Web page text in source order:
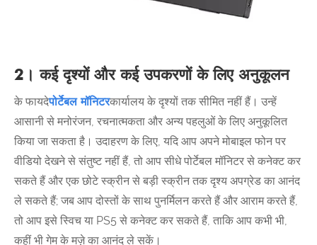
2। कई दृश्यों और कई उपकरणों के लिए अनुकूलन
के फायदेपोर्टेबल मॉनिटरकार्यालय के दृश्यों तक सीमित नहीं हैं। उन्हें
आसानी से मनोरंजन, रचनात्मकता और अन्य पहलुओं के लिए अनुकूलित
किया जा सकता है। उदाहरण के लिए, यदि आप अपने मोबाइल फोन पर
वीडियो देखने से संतुष्ट नहीं हैं, तो आप सीधे पोर्टेबल मॉनिटर से कनेक्ट कर
सकते हैं और एक छोटे स्क्रीन से बड़ी स्क्रीन तक दृश्य अपग्रेड का आनंद
ले सकते हैं; जब आप दोस्तों के साथ पुनर्मिलन करते हैं और आराम करते हैं,
तो आप इसे स्विच या PS5 से कनेक्ट कर सकते हैं, ताकि आप कभी भी,
कहीं भी गेम के मज़े का आनंद ले सकें।